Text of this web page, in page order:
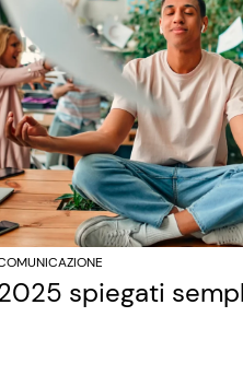
spiegati